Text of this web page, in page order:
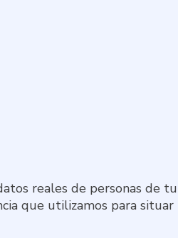
reales de personas de tu
que utilizamos para